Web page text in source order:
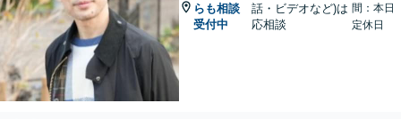
らも相談
受付中
話・ビデオなど)は
応相談
間：本日
定休日